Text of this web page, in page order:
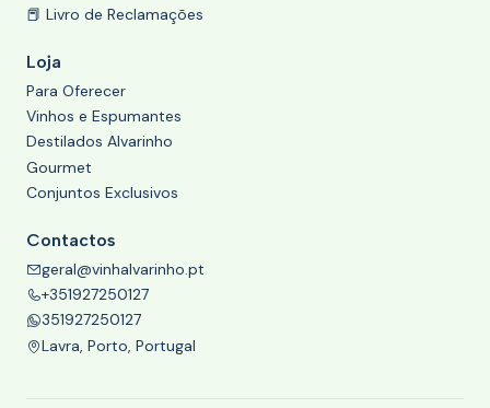
📕 Livro de Reclamações
Loja
Para Oferecer
Vinhos e Espumantes
Destilados Alvarinho
Gourmet
Conjuntos Exclusivos
Contactos
geral@vinhalvarinho.pt
+351927250127
351927250127
Lavra, Porto, Portugal